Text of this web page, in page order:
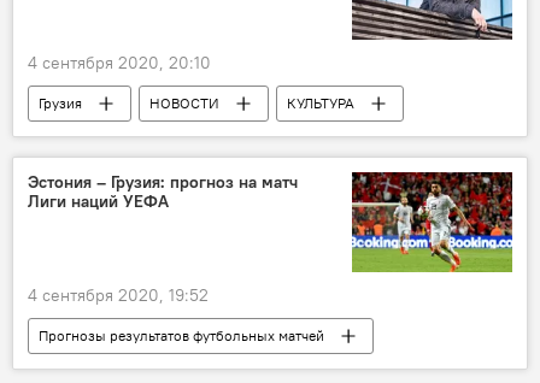
4 сентября 2020, 20:10
Грузия НОВОСТИ
КУЛЬТУРА
Культурная жизнь Грузии
Эстония – Грузия: прогноз на матч
Лиги наций УЕФА
4 сентября 2020, 19:52
Прогнозы результатов футбольных матчей
СПОРТ
Грузия
Футбол